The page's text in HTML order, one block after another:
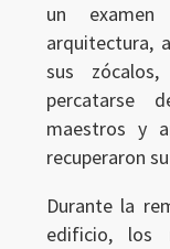
un
arquitectura,
sus
percatarse
maestros y
recuperaron
Durante la
edificio, los
Ingresar